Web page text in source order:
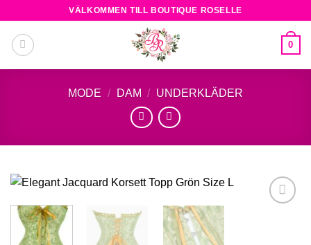
content
VÄLKOMMEN TILL BOUTIQUE ROSELLE
0
MODE / DAM / UNDERKLÄDER